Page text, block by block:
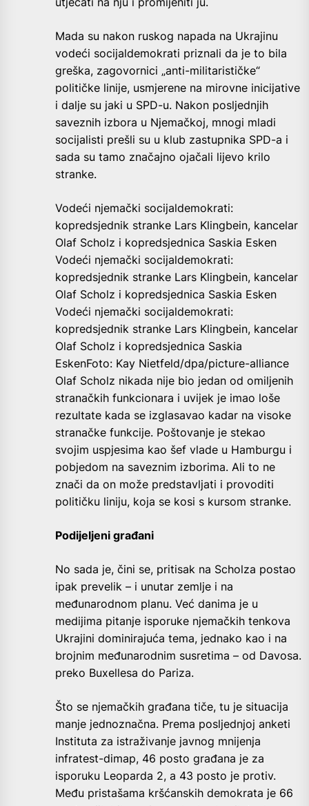
Mada su nakon ruskog napada na Ukrajinu
vodeći socijaldemokrati priznali da je to bila
greška, zagovornici „anti-militarističke“
političke linije, usmjerene na mirovne inicijative
i dalje su jaki u SPD-u. Nakon posljednjih
saveznih izbora u Njemačkoj, mnogi mladi
socijalisti prešli su u klub zastupnika SPD-a i
sada su tamo značajno ojačali lijevo krilo
stranke.
Vodeći njemački socijaldemokrati:
kopredsjednik stranke Lars Klingbein, kancelar
Olaf Scholz i kopredsjednica Saskia Esken
Vodeći njemački socijaldemokrati:
kopredsjednik stranke Lars Klingbein, kancelar
Olaf Scholz i kopredsjednica Saskia Esken
Vodeći njemački socijaldemokrati:
kopredsjednik stranke Lars Klingbein, kancelar
Olaf Scholz i kopredsjednica Saskia
EskenFoto: Kay Nietfeld/dpa/picture-alliance
Olaf Scholz nikada nije bio jedan od omiljenih
stranačkih funkcionara i uvijek je imao loše
rezultate kada se izglasavao kadar na visoke
stranačke funkcije. Poštovanje je stekao
svojim uspjesima kao šef vlade u Hamburgu i
pobjedom na saveznim izborima. Ali to ne
znači da on može predstavljati i provoditi
političku liniju, koja se kosi s kursom stranke.
Podijeljeni građani
No sada je, čini se, pritisak na Scholza postao
ipak prevelik – i unutar zemlje i na
međunarodnom planu. Već danima je u
medijima pitanje isporuke njemačkih tenkova
Ukrajini dominirajuća tema, jednako kao i na
brojnim međunarodnim susretima – od Davosa.
preko Buxellesa do Pariza.
Što se njemačkih građana tiče, tu je situacija
manje jednoznačna. Prema posljednjoj anketi
Instituta za istraživanje javnog mnijenja
infratest-dimap, 46 posto građana je za
isporuku Leoparda 2, a 43 posto je protiv.
Među pristašama kršćanskih demokrata je 66